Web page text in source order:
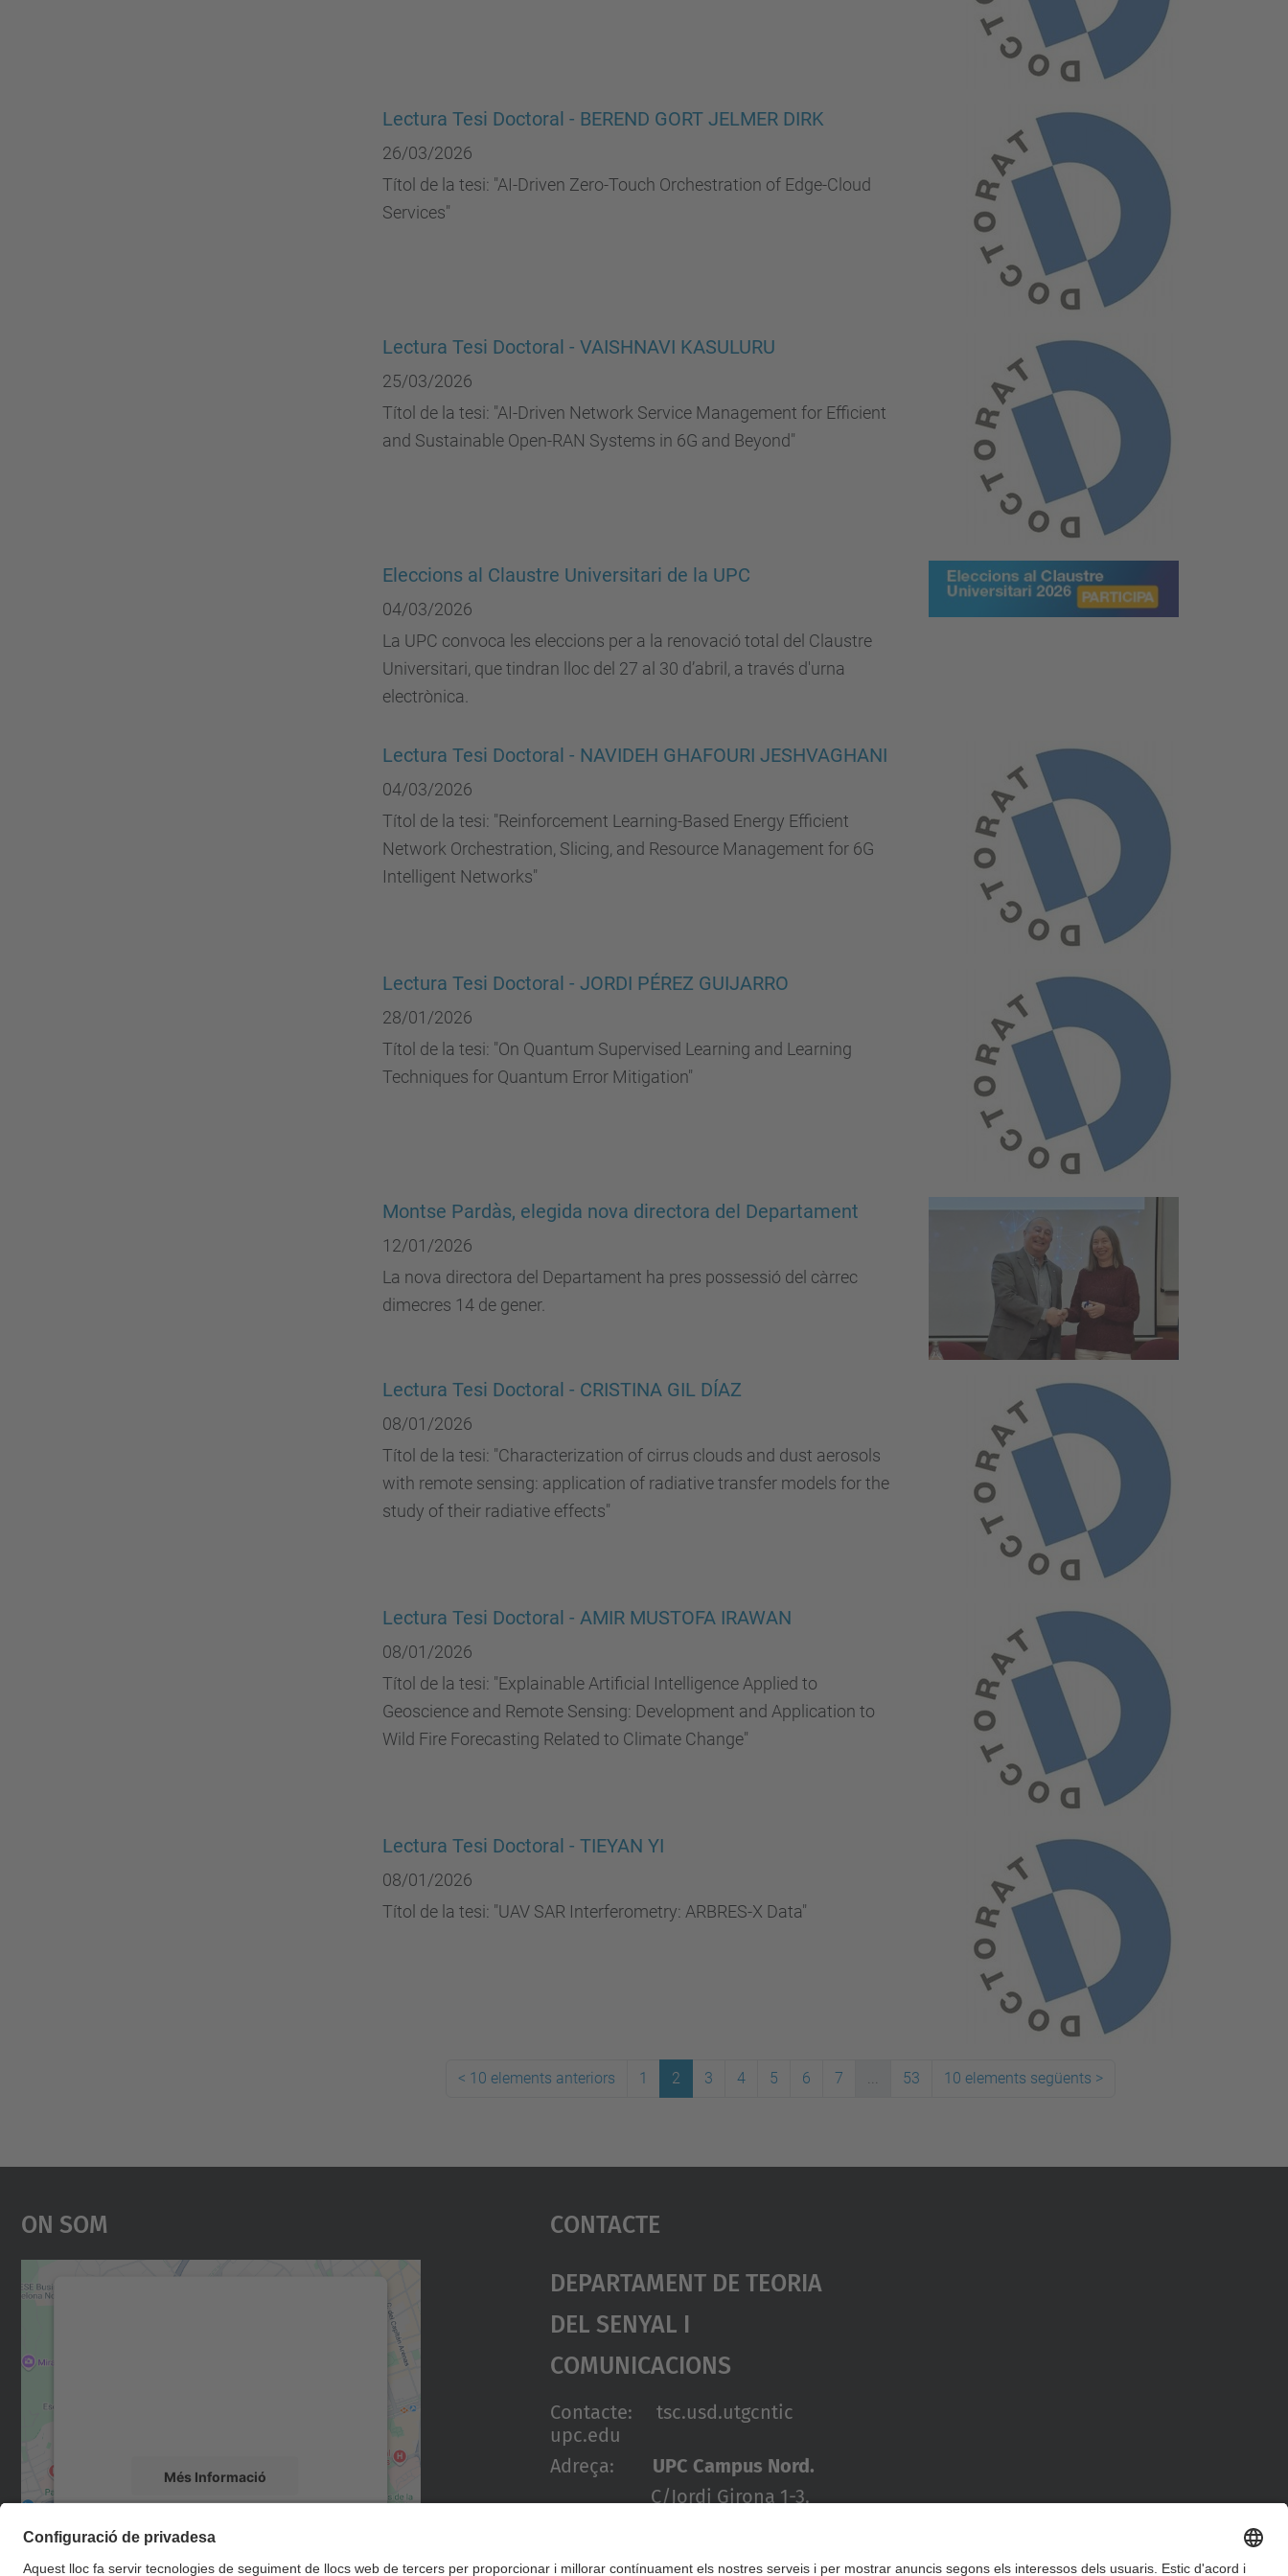
Lectura Tesi Doctoral - BEREND GORT JELMER DIRK
26/03/2026
Títol de la tesi: "AI-Driven Zero-Touch Orchestration of Edge-Cloud
Services"
Lectura Tesi Doctoral - VAISHNAVI KASULURU
25/03/2026
Títol de la tesi: "AI-Driven Network Service Management for Efficient
and Sustainable Open-RAN Systems in 6G and Beyond"
Eleccions al Claustre Universitari de la UPC
04/03/2026
La UPC convoca les eleccions per a la renovació total del Claustre
Universitari, que tindran lloc del 27 al 30 d’abril, a través d'urna
electrònica.
Lectura Tesi Doctoral - NAVIDEH GHAFOURI JESHVAGHANI
04/03/2026
Títol de la tesi: "Reinforcement Learning-Based Energy Efficient
Network Orchestration, Slicing, and Resource Management for 6G
Intelligent Networks"
Lectura Tesi Doctoral - JORDI PÉREZ GUIJARRO
28/01/2026
Títol de la tesi: "On Quantum Supervised Learning and Learning
Techniques for Quantum Error Mitigation"
Montse Pardàs, elegida nova directora del Departament
12/01/2026
La nova directora del Departament ha pres possessió del càrrec
dimecres 14 de gener.
Lectura Tesi Doctoral - CRISTINA GIL DÍAZ
08/01/2026
Títol de la tesi: "Characterization of cirrus clouds and dust aerosols
with remote sensing: application of radiative transfer models for the
study of their radiative effects"
Lectura Tesi Doctoral - AMIR MUSTOFA IRAWAN
08/01/2026
Títol de la tesi: "Explainable Artificial Intelligence Applied to
Geoscience and Remote Sensing: Development and Application to
Wild Fire Forecasting Related to Climate Change"
Lectura Tesi Doctoral - TIEYAN YI
08/01/2026
Títol de la tesi: "UAV SAR Interferometry: ARBRES-X Data"
< 10 elements anteriors 1 2 3 4 5 6 7 ... 53 10 elements següents >
On Som
Més Informació
powered by
Usercentrics Consent
Contacte
Departament De Teoria
Del Senyal I
Comunicacions
Contacte: tsc.usd.utgcntic
upc.edu
Adreça: UPC Campus Nord.
C/Jordi Girona 1-3.